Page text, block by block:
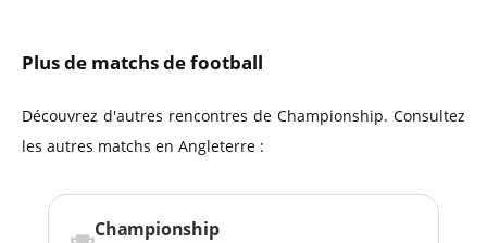
Plus de matchs de football
Découvrez d'autres rencontres de Championship. Consultez
les autres matchs en Angleterre :
Championship